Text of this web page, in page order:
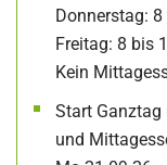
Donnerstag:
Freitag: 8 bis
Kein
Start Ganztag
und